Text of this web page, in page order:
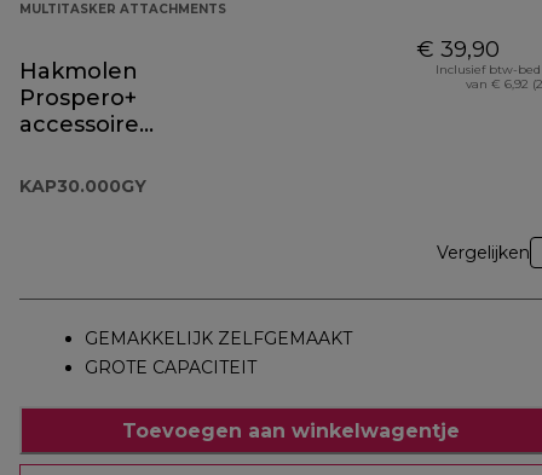
MULTITASKER ATTACHMENTS
Hakmolen
Prospero+
accessoire
KAP30.000GY
€ 39,90
Inclusief btw-
van € 6,92
Vergelijken
GEMAKKELIJK ZELFGEMAAKT
GROTE CAPACITEIT
Toevoegen aan winkelwagentje